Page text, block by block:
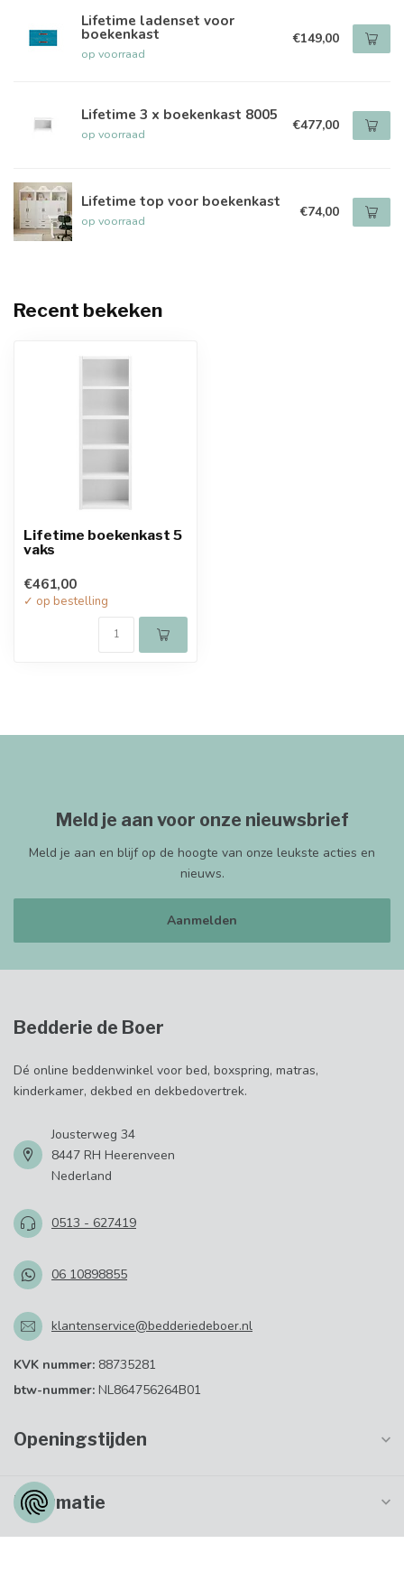
Lifetime ladenset voor
boekenkast
op voorraad
€149,00
Lifetime 3 x boekenkast 8005
op voorraad €477,00
Lifetime top voor boekenkast
op voorraad €74,00
Recent bekeken
Lifetime boekenkast 5
vaks
€461,00
✓ op bestelling
Meld je aan voor onze nieuwsbrief
Meld je aan en blijf op de hoogte van onze leukste acties en
nieuws.
Aanmelden
Bedderie de Boer
Dé online beddenwinkel voor bed, boxspring, matras,
kinderkamer, dekbed en dekbedovertrek.
Jousterweg 34
8447 RH Heerenveen
Nederland
0513 - 627419
06 10898855
klantenservice@bedderiedeboer.nl
KVK nummer: 88735281
btw-nummer: NL864756264B01
Openingstijden
Informatie